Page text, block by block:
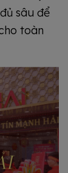
sâu để
toàn